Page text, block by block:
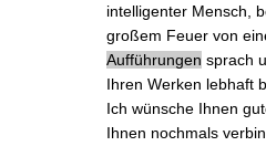
intelligenter Mensch,
großem Feuer von
Aufführungen sprach
Ihren Werken lebhaft
Ich wünsche Ihnen
Ihnen nochmals